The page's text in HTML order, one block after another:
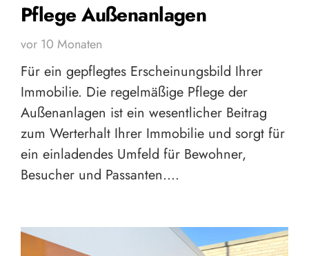
Pflege Außenanlagen
vor 10 Monaten
Für ein gepflegtes Erscheinungsbild Ihrer
Immobilie. Die regelmäßige Pflege der
Außenanlagen ist ein wesentlicher Beitrag
zum Werterhalt Ihrer Immobilie und sorgt für
ein einladendes Umfeld für Bewohner,
Besucher und Passanten.…